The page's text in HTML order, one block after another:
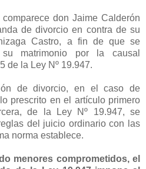
don Jaime Calderón
de divorcio en contra de su
Castro, a fin de que se
matrimonio por la causal
de la Ley Nº 19.947.
de divorcio, en el caso de
prescrito en el artículo primero
de la Ley Nº 19.947, se
del juicio ordinario con las
norma establece.
menores comprometidos, el